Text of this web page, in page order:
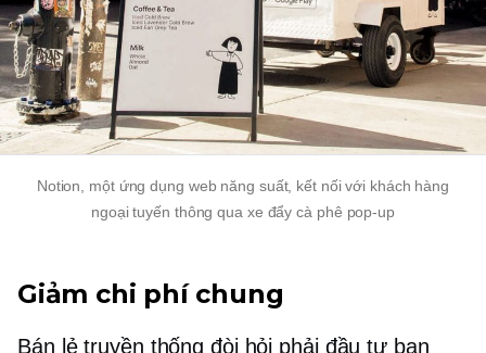
Notion, một ứng dụng web năng suất, kết nối với khách hàng
ngoại tuyến thông qua xe đẩy cà phê pop-up
Giảm chi phí chung
Bán lẻ truyền thống đòi hỏi phải đầu tư ban